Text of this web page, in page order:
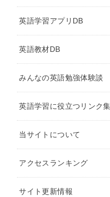
英語学習アプリDB
英語教材DB
みんなの英語勉強体験談
英語学習に役立つリンク集
当サイトについて
アクセスランキング
サイト更新情報